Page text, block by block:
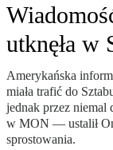
utknęła w
Amerykańska
miała trafić do
jednak przez niemal
w MON — ustalił
sprostowania.